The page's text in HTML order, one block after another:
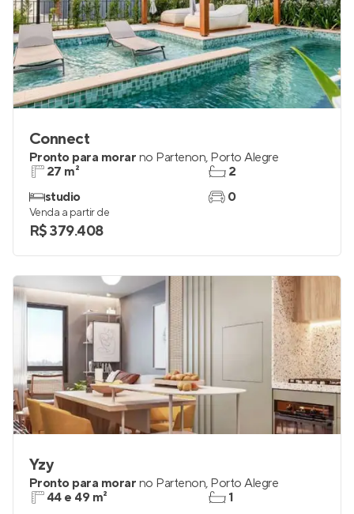
Connect
Pronto para morar no Partenon, Porto Alegre
27 m²
studio
2
0
Venda a partir de
R$ 379.408
Yzy
Pronto para morar no Partenon, Porto Alegre
44 e 49 m²
1